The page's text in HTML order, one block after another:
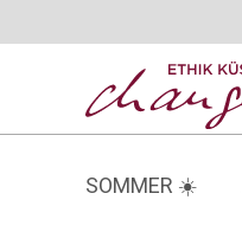
SOMMER ☀️